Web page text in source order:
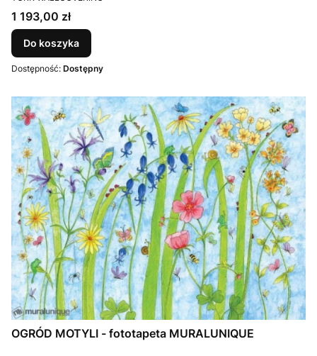
Cena
1 193,00 zł
Do koszyka
Dostępność: Dostępny
OGRÓD MOTYLI - fototapeta MURALUNIQUE